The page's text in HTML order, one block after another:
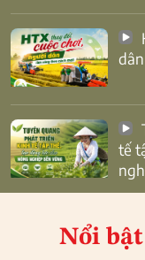
tế
Nổi bật